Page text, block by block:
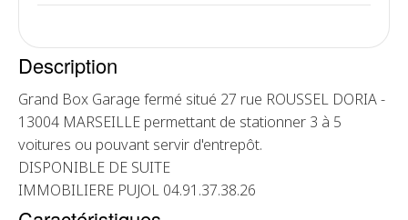
Description
Grand Box Garage fermé situé 27 rue ROUSSEL DORIA -
13004 MARSEILLE permettant de stationner 3 à 5
voitures ou pouvant servir d'entrepôt.
DISPONIBLE DE SUITE
IMMOBILIERE PUJOL 04.91.37.38.26